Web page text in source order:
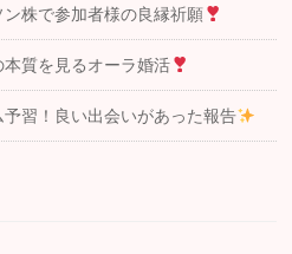
株で参加者様の良縁祈願
質を見るオーラ婚活
習！良い出会いがあった報告